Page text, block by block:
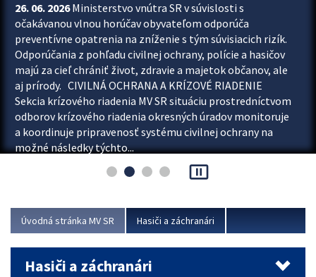
26. 06. 2026Ministerstvo vnútra SR v súvislosti s
očakávanou vlnou horúčav obyvateľom odporúča
preventívne opatrenia na zníženie s tým súvisiacich rizík.
Odporúčania z pohľadu civilnej ochrany, polície a hasičov
majú za cieľ chrániť život, zdravie a majetok občanov, ale
aj prírody. CIVILNÁ OCHRANA A KRÍZOVÉ RIADENIE
Sekcia krízového riadenia MV SR situáciu prostredníctvom
odborov krízového riadenia okresných úradov monitoruje
a koordinuje pripravenosť systému civilnej ochrany na
možné následky týchto...
pause_presentation
Úvodná stránka MV SR Hasiči a záchranári
Hasiči a záchranári